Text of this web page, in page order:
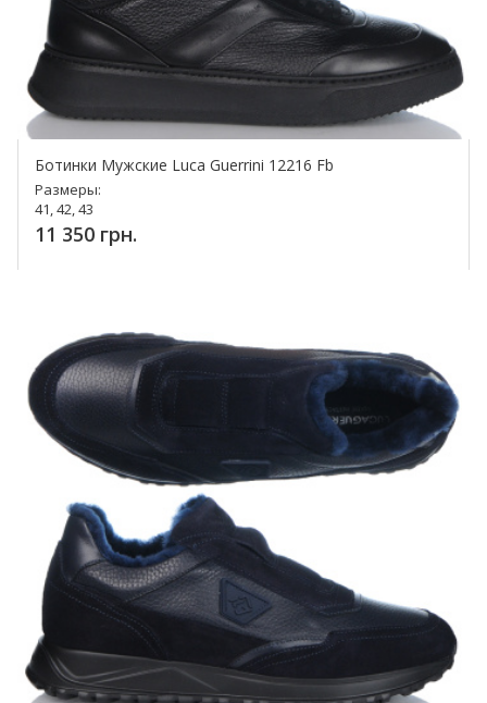
Ботинки Мужские Luca Guerrini 12216 Fb
Размеры:
41, 42, 43
11 350 грн.